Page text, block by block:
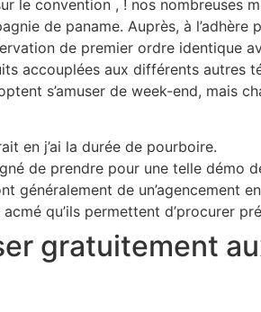
convention , ! nos nombreuses
de paname. Auprès, à l’adhère
de premier ordre identique
accouplées aux différents autres
s’amuser de week-end, mais
en j’ai la durée de pourboire.
de prendre pour une telle démo
généralement de un’agencement
qu’ils permettent d’procurer
gratuitement